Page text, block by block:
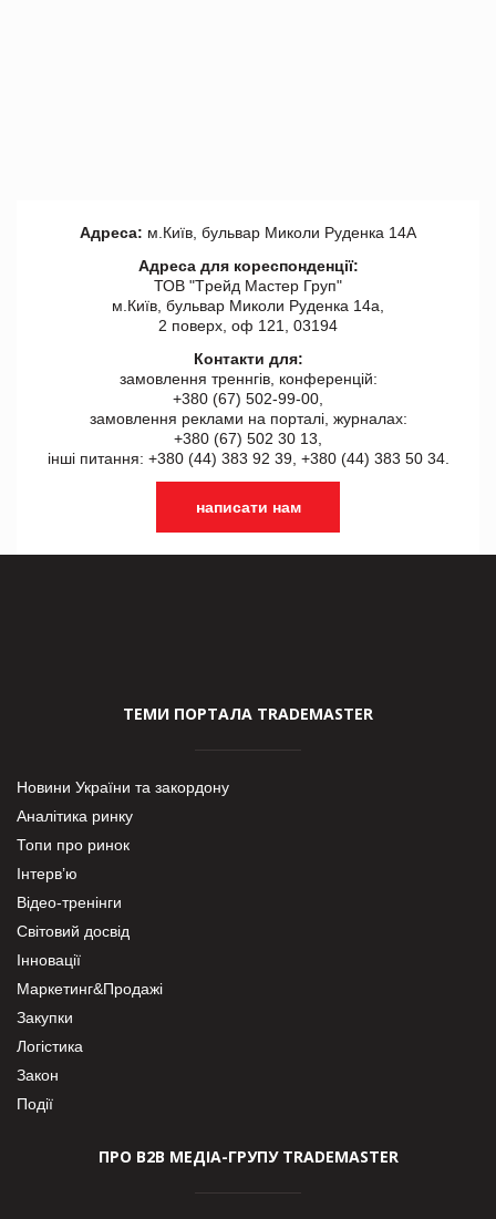
Адреса: м.Київ, бульвар Миколи Руденка 14А
Адреса для кореспонденції:
ТОВ "Tрейд Мастер Груп"
м.Київ, бульвар Миколи Руденка 14а,
2 поверх, оф 121, 03194
Контакти для:
замовлення треннгів, конференцій:
+380 (67) 502-99-00,
замовлення реклами на порталі, журналах:
+380 (67) 502 30 13,
інші питання: +380 (44) 383 92 39, +380 (44) 383 50 34.
написати нам
ТЕМИ ПОРТАЛА TRADEMASTER
Новини України та закордону
Аналітика ринку
Топи про ринок
Інтерв’ю
Відео-тренінги
Світовий досвід
Інновації
Маркетинг&Продажі
Закупки
Логістика
Закон
Події
ПРО В2В МЕДІА-ГРУПУ TRADEMASTER